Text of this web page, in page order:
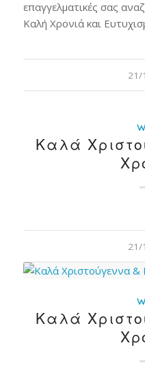
επαγγελματικές σας
Καλή Χρονιά και
21/
Καλά
21/
Καλά